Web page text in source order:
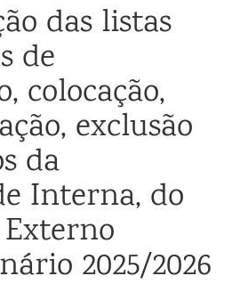
das listas
de
colocação,
exclusão
da
Interna, do
2025/2026